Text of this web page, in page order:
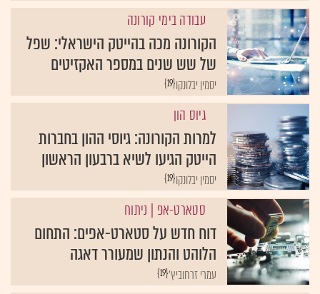
עבודה בימי קורונה
הקורונה מכה בהייטק הישראלי: שפל
של שש שנים במספר האקזיטים
{19}יסמין יבלונקו
גיוס הון
למרות הקורונה: גיוסי ההון בחברות
הייטק הגיעו לשיא ברבעון הראשון
{19}יסמין יבלונקו
סטארט-אפ | ניתוח
דוח חדש על סטארט-אפים: התחום
הלוהט והנתון שמעורר דאגה
{19}עמרי זרחוביץ'